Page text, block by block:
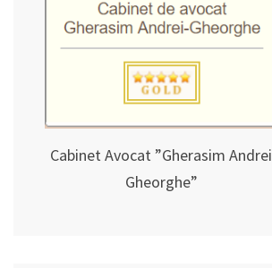
Cabinet Avocat ”Gherasim Andrei
Gheorghe”